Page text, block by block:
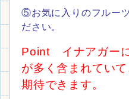
⑤お気に入りのフルー
ださい。
Point イナアガー
が多く含まれてい
期待できます。